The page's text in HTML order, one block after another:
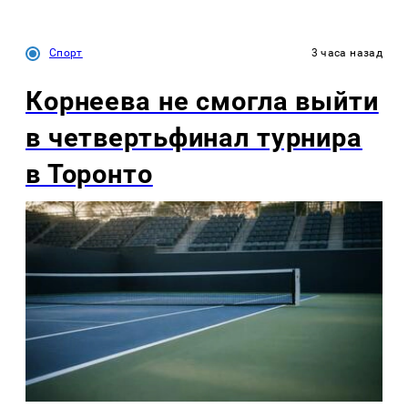
Спорт 3 часа назад
Корнеева не смогла выйти
в четвертьфинал турнира
в Торонто